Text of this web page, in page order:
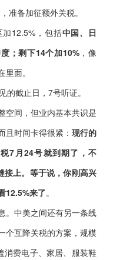
准备加征额外关税。
12.5%，包括中国、日
；剩下14个加10%，像
面。
的截止日，7号听证。
空间，但业内基本共识是
时间卡得很紧： 现行的
7月24号就到期了，不
接上。等于说，你刚高兴
12.5%来了。
。中美之间还有另一条线
互降关税的方案，规模
消费电子、家居、服装鞋